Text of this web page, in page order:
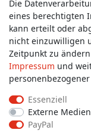
Impressum
Die
eines berechtigten
kann erteilt oder
nicht einzuwilligen
Zeitpunkt zu
Impressum und
Essenziell
Externe Medien
PayPal